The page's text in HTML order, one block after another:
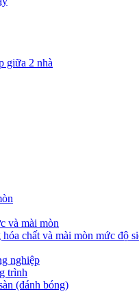
giữa 2 nhà
và mài mòn
chất và mài mòn mức độ
nghiệp
trình
(đánh bóng)